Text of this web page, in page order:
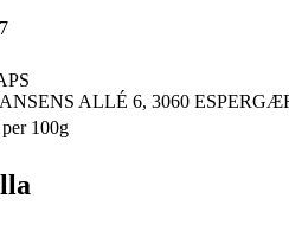
ALLÉ 6, 3060
100g